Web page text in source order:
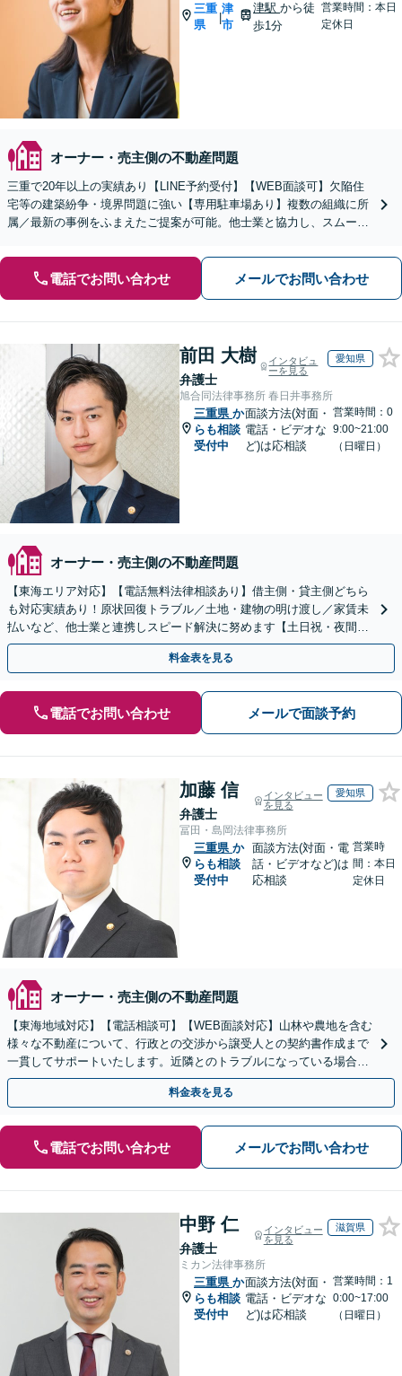
三重
県
|
津
市
津駅から徒
歩1分
営業時間：本日
定休日
オーナー・売主側の不動産問題
三重で20年以上の実績あり【LINE予約受付】【WEB面談可】欠陥住
宅等の建築紛争・境界問題に強い【専用駐車場あり】複数の組織に所
属／最新の事例をふまえたご提案が可能。他士業と協力し、スムーズ
電話でお問い合わせ メールでお問い合わせ
前田 大樹
弁護士
インタビュ
ーを見る
愛知県
旭合同法律事務所 春日井事務所
三重県 か
らも相談
受付中
面談方法(対面・
電話・ビデオな
ど)は応相談
営業時間：0
9:00~21:00
（日曜日）
オーナー・売主側の不動産問題
【東海エリア対応】【電話無料法律相談あり】借主側・貸主側どちら
も対応実績あり！原状回復トラブル／土地・建物の明け渡し／家賃未
払いなど、他士業と連携しスピード解決に努めます【土日祝・夜間対
応】【オンライン面談可】【完全個室】
料金表を見る
電話でお問い合わせ メールで面談予約
加藤 信
弁護士
インタビュー
を見る
愛知県
冨田・島岡法律事務所
三重県 か
らも相談
受付中
面談方法(対面・電
話・ビデオなど)は
応相談
営業時
間：本日
定休日
オーナー・売主側の不動産問題
【東海地域対応】【電話相談可】【WEB面談対応】山林や農地を含む
様々な不動産について、行政との交渉から譲受人との契約書作成まで
一貫してサポートいたします。近隣とのトラブルになっている場合
や、解決が難航している案件でも、ぜひご相談ください。
料金表を見る
電話でお問い合わせ メールでお問い合わせ
中野 仁
弁護士
インタビュー
を見る
滋賀県
ミカン法律事務所
三重県 か
らも相談
受付中
面談方法(対面・
電話・ビデオな
ど)は応相談
営業時間：1
0:00~17:00
（日曜日）